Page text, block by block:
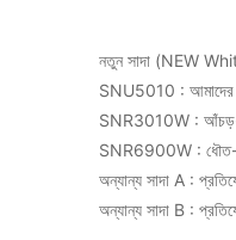
নতুন সাদা (NEW
SNU5010 :
SNR3010W : আঁচড়-
SNR6900W :
অন্যান্য সাদা A :
অন্যান্য সাদা B :